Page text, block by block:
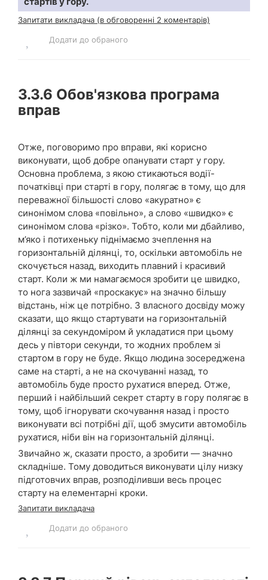
Запитати викладача (в обговоренні 2 коментарів)
Додати до обраного
3.3.6 Обов'язкова програма
вправ
Отже, поговоримо про вправи, які корисно
виконувати, щоб добре опанувати старт у гору.
Основна проблема, з якою стикаються водії-
початківці при старті в гору, полягає в тому, що для
переважної більшості слово «акуратно» є
синонімом слова «повільно», а слово «швидко» є
синонімом слова «різко». Тобто, коли ми дбайливо,
м’яко і потихеньку піднімаємо зчеплення на
горизонтальній ділянці, то, оскільки автомобіль не
скочується назад, виходить плавний і красивий
старт. Коли ж ми намагаємося зробити це швидко,
то нога зазвичай «проскакує» на значно більшу
відстань, ніж це потрібно. З власного досвіду можу
сказати, що якщо стартувати на горизонтальній
ділянці за секундоміром й укладатися при цьому
десь у півтори секунди, то жодних проблем зі
стартом в гору не буде. Якщо людина зосереджена
саме на старті, а не на скочуванні назад, то
автомобіль буде просто рухатися вперед. Отже,
перший і найбільший секрет старту в гору полягає в
тому, щоб ігнорувати скочування назад і просто
виконувати всі потрібні дії, щоб змусити автомобіль
рухатися, ніби він на горизонтальній ділянці.
Звичайно ж, сказати просто, а зробити — значно
складніше. Тому доводиться виконувати цілу низку
підготовчих вправ, розподіливши весь процес
старту на елементарні кроки.
Запитати викладача
Додати до обраного